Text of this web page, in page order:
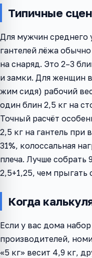
Типичные
Для мужчин
гантелей лёжа
на снаряд. Это 2–3
и замки. Для женщин
жим сидя) рабочий
один блин 2,5 кг на
Точный расчёт
2,5 кг на гантель при
31%, колоссальная
плеча. Лучше собрать
2,5+1,25, чем прыгать
Когда
Если у вас дома
производителей,
«5 кг» весит 4,9 кг,